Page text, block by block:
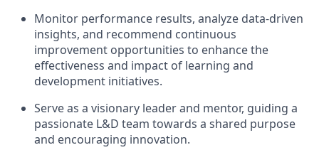
Monitor performance results, analyze data-driven
insights, and recommend continuous
improvement opportunities to enhance the
effectiveness and impact of learning and
development initiatives.
Serve as a visionary leader and mentor, guiding a
passionate L&D team towards a shared purpose
and encouraging innovation.